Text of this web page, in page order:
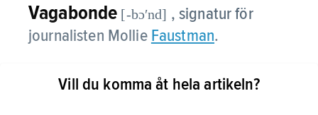
Vagabonde [-bɔʹnd] , signatur för
journalisten Mollie Faustman.
Vill du komma åt hela artikeln?